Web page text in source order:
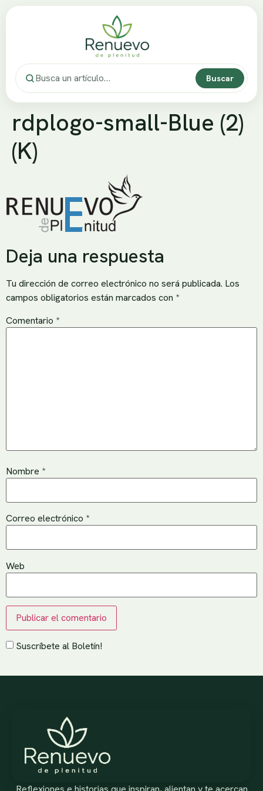
Buscar
rdplogo-small-Blue (2)
(K)
Deja una respuesta
Tu dirección de correo electrónico no será publicada. Los
campos obligatorios están marcados con *
Comentario *
Nombre *
Correo electrónico *
Web
Suscríbete al Boletín!